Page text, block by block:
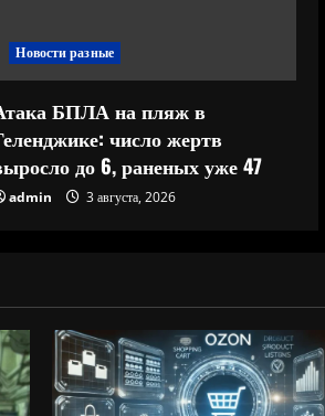
Новости разные
БПЛА на пляж в
число жертв
до 6, раненых уже 47
admin 3 августа, 2026